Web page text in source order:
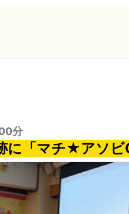
分
に「マチ★アソビ